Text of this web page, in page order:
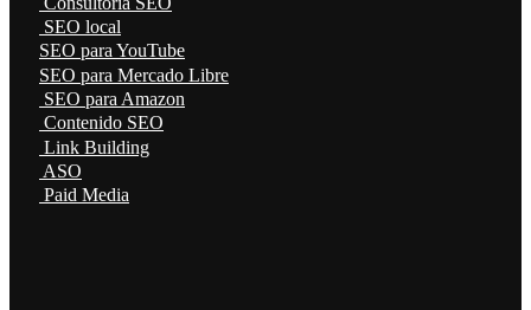
SEO local
SEO para YouTube
SEO para Mercado Libre
SEO para Amazon
Contenido SEO
Link Building
ASO
Paid Media